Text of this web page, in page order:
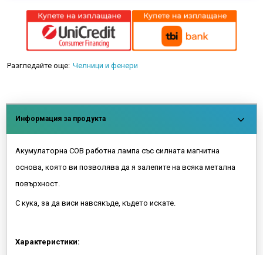
Разгледайте още: Челници и фенери
Информация за продукта
Акумулаторна COB работна лампа със силната магнитна
основа, която ви позволява да я залепите на всяка метална
повърхност.
С кука, за да виси навсякъде, където искате.
Характеристики: